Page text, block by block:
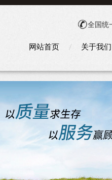
全国统
网站首页 关于我们